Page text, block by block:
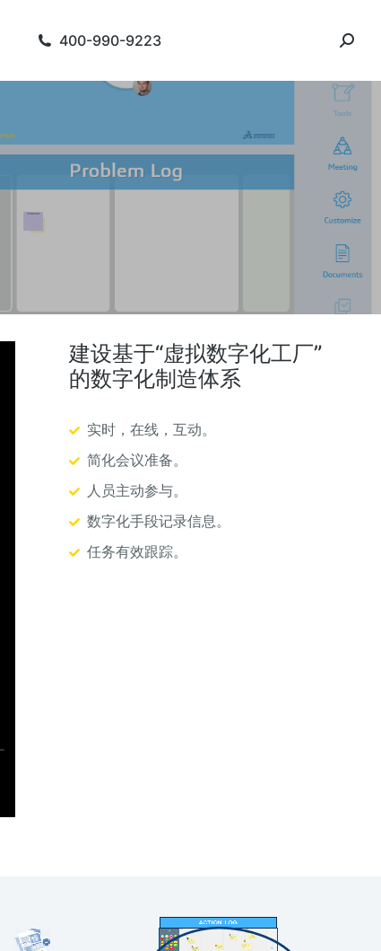
400-990-9223
建设基于“虚拟数字化工厂”
的数字化制造体系
实时，在线，互动。
简化会议准备。
人员主动参与。
数字化手段记录信息。
任务有效跟踪。